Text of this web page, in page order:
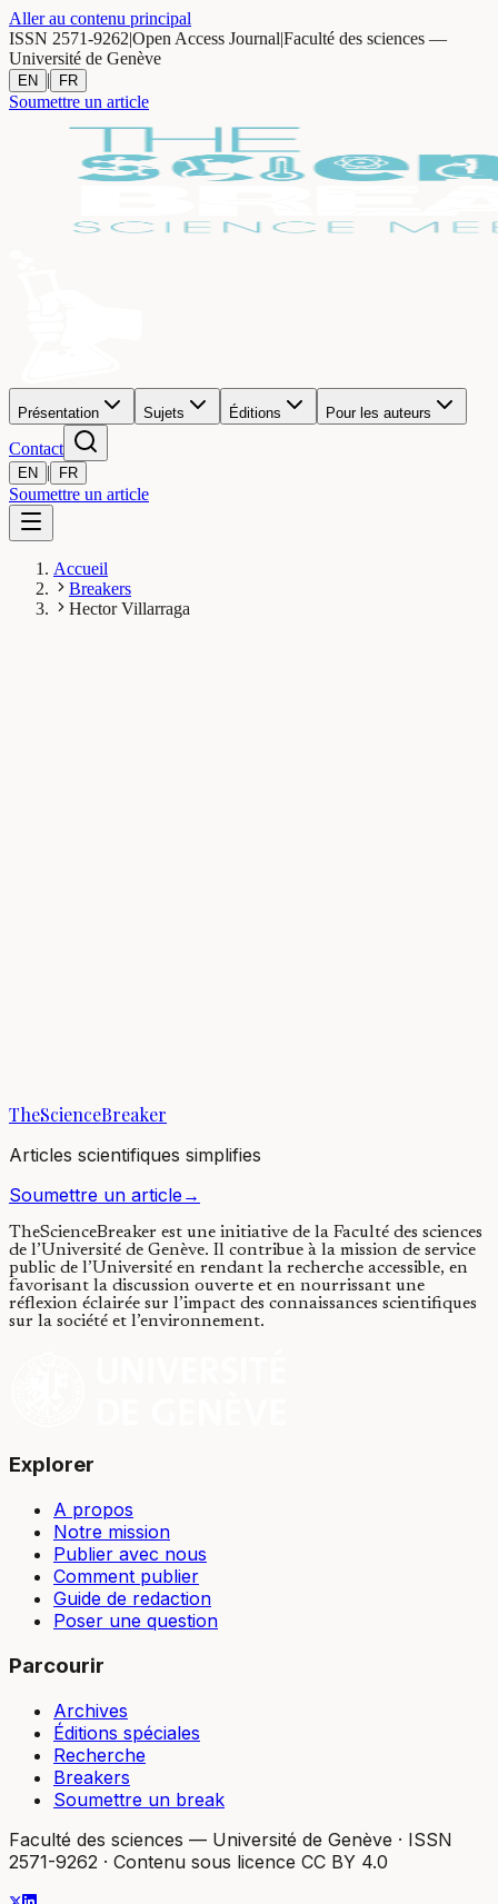
Aller au contenu principal
ISSN 2571-9262|Open Access Journal|Faculté des sciences —
Université de Genève
EN | FR
Soumettre un article
Présentation Sujets Éditions Pour les auteurs
Contact
EN | FR
Soumettre un article
Accueil
Breakers
Hector Villarraga
TheScienceBreaker
Articles scientifiques simplifies
Soumettre un article→
TheScienceBreaker est une initiative de la Faculté des sciences
de l’Université de Genève. Il contribue à la mission de service
public de l’Université en rendant la recherche accessible, en
favorisant la discussion ouverte et en nourrissant une
réflexion éclairée sur l’impact des connaissances scientifiques
sur la société et l’environnement.
Explorer
A propos
Notre mission
Publier avec nous
Comment publier
Guide de redaction
Poser une question
Parcourir
Archives
Éditions spéciales
Recherche
Breakers
Soumettre un break
Faculté des sciences — Université de Genève · ISSN
2571-9262 · Contenu sous licence CC BY 4.0